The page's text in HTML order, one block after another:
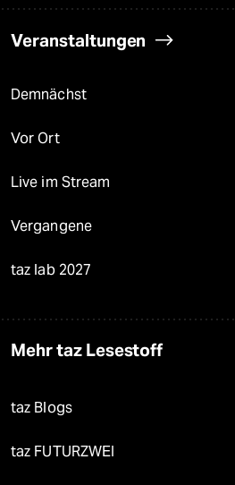
Veranstaltungen
Demnächst
Vor Ort
Live im Stream
Vergangene
taz lab 2027
Mehr taz Lesestoff
taz Blogs
taz FUTURZWEI